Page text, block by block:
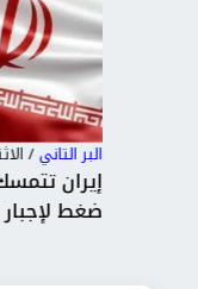
البر التاني/ الاثنين، 10
إيران
ضغط